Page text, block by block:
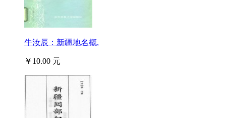
牛汝辰：新疆地名概.
￥10.00 元